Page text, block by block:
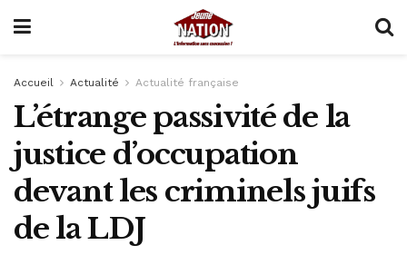
Accueil Actualité Actualité française
L’étrange passivité de la
justice d’occupation
devant les criminels juifs
de la LDJ